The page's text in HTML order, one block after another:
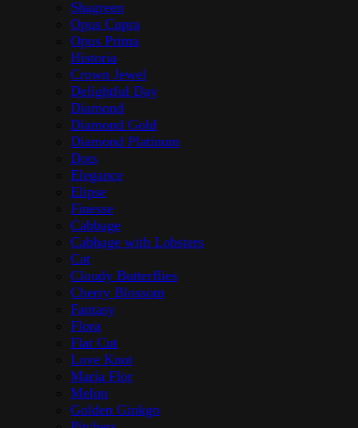
Shagreen
Opus Cupra
Opus Prima
Historia
Crown Jewel
Delightful Day
Diamond
Diamond Gold
Diamond Platinum
Dots
Elegance
Elipse
Finesse
Cabbage
Cabbage with Lobsters
Cat
Cloudy Butterflies
Cherry Blossom
Fantasy
Flora
Flat Cut
Love Knot
Maria Flor
Melon
Golden Ginkgo